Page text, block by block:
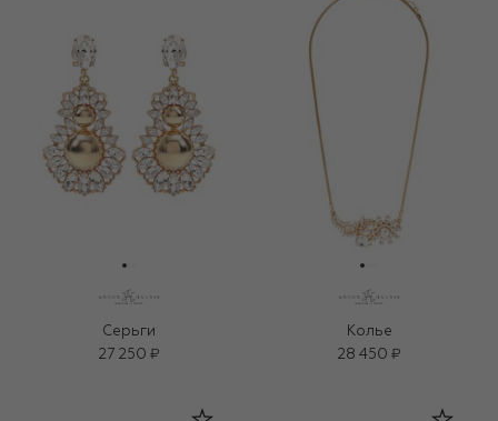
Серьги
27 250 ₽
Колье
28 450 ₽